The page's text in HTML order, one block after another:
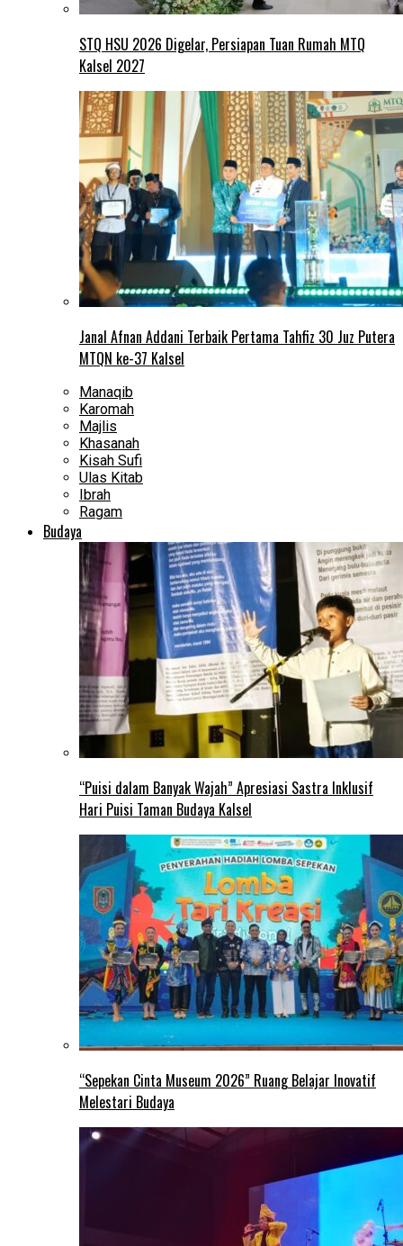
STQ HSU 2026 Digelar, Persiapan Tuan Rumah MTQ
Kalsel 2027
Janal Afnan Addani Terbaik Pertama Tahfiz 30 Juz Putera
MTQN ke-37 Kalsel
Manaqib
Karomah
Majlis
Khasanah
Kisah Sufi
Ulas Kitab
Ibrah
Ragam
Budaya
“Puisi dalam Banyak Wajah” Apresiasi Sastra Inklusif
Hari Puisi Taman Budaya Kalsel
“Sepekan Cinta Museum 2026” Ruang Belajar Inovatif
Melestari Budaya